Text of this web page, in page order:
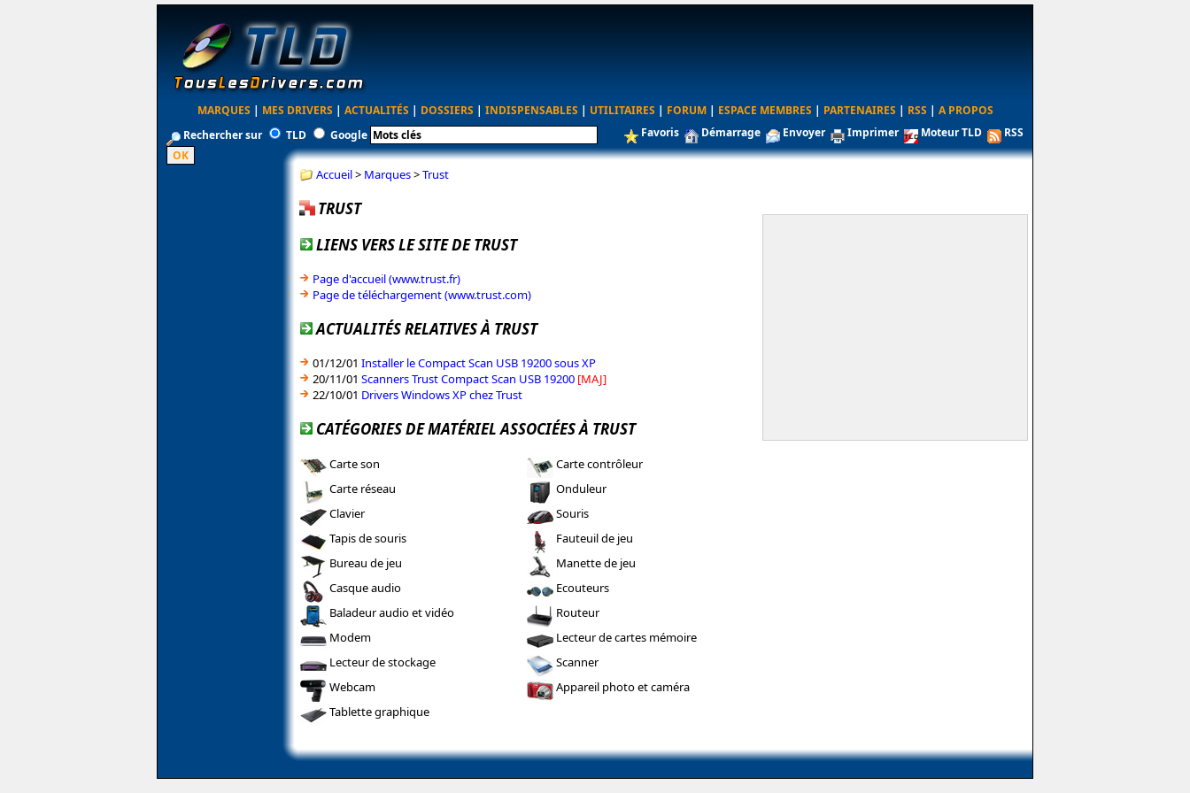
MARQUES | MES DRIVERS | ACTUALITÉS | DOSSIERS | INDISPENSABLES | UTILITAIRES | FORUM | ESPACE MEMBRES | PARTENAIRES | RSS | A PROPOS
Rechercher sur
TLD Google Favoris Démarrage Envoyer Imprimer Moteur TLD RSS
Accueil> Marques>Trust
TRUST
LIENS VERS LE SITE DE TRUST
Page d'accueil (www.trust.fr)
Page de téléchargement (www.trust.com)
ACTUALITÉS RELATIVES À TRUST
01/12/01 Installer le Compact Scan USB 19200 sous XP
20/11/01 Scanners Trust Compact Scan USB 19200 [MAJ]
22/10/01 Drivers Windows XP chez Trust
CATÉGORIES DE MATÉRIEL ASSOCIÉES À TRUST
Carte son
Carte contrôleur
Carte réseau
Onduleur
Clavier
Souris
Tapis de souris
Fauteuil de jeu
Bureau de jeu
Manette de jeu
Casque audio
Ecouteurs
Baladeur audio et vidéo
Routeur
Modem
Lecteur de cartes mémoire
Lecteur de stockage
Scanner
Webcam
Appareil photo et caméra
Tablette graphique